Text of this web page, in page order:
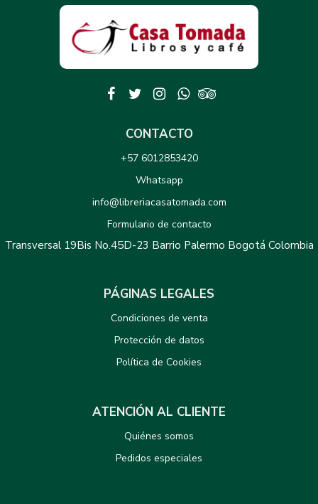
CONTACTO
+57 6012853420
Whatsapp
info@libreriacasatomada.com
Formulario de contacto
Transversal 19Bis No.45D-23 Barrio Palermo Bogotá Colombia
PÁGINAS LEGALES
Condiciones de venta
Protección de datos
Política de Cookies
ATENCIÓN AL CLIENTE
Quiénes somos
Pedidos especiales